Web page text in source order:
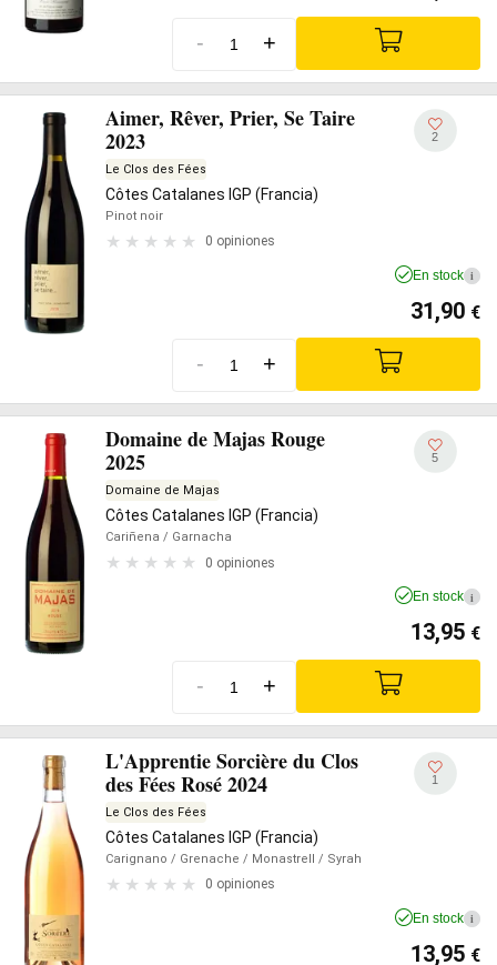
- +
Aimer, Rêver, Prier, Se Taire
2023
Le Clos des Fées
Côtes Catalanes IGP (Francia)
Pinot noir
0 opiniones
2
En stock i
31,90 €
- +
Domaine de Majas Rouge
2025
Domaine de Majas
Côtes Catalanes IGP (Francia)
Cariñena / Garnacha
0 opiniones
5
En stock i
13,95 €
- +
L'Apprentie Sorcière du Clos
des Fées Rosé 2024
Le Clos des Fées
Côtes Catalanes IGP (Francia)
Carignano / Grenache / Monastrell / Syrah
0 opiniones
1
En stock i
13,95 €